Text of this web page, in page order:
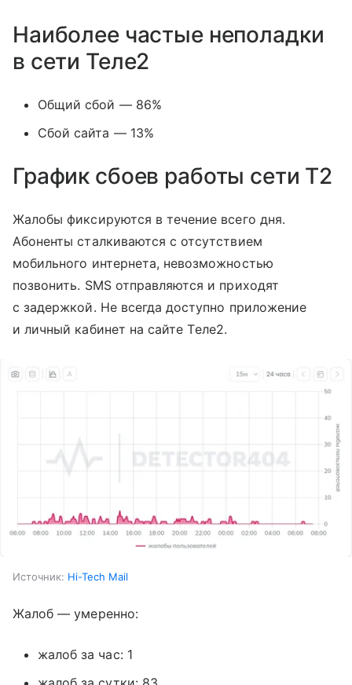
Наиболее частые неполадки
в сети Теле2
Общий сбой — 86%
Сбой сайта — 13%
График сбоев работы сети T2
Жалобы фиксируются в течение всего дня.
Абоненты сталкиваются с отсутствием
мобильного интернета, невозможностью
позвонить. SMS отправляются и приходят
с задержкой. Не всегда доступно приложение
и личный кабинет на сайте Tеле2.
Источник: Hi-Tech Mail
Жалоб — умеренно:
жалоб за час: 1